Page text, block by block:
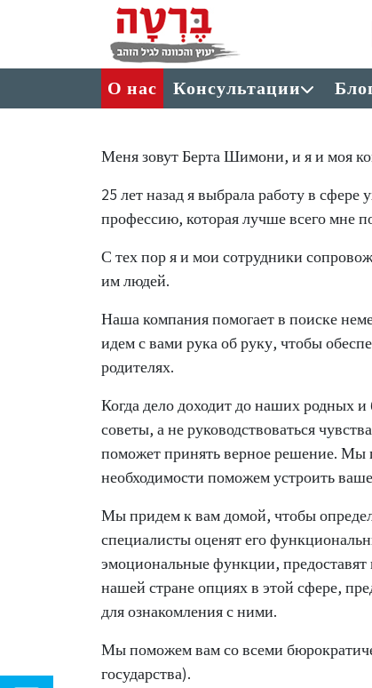
Перейти к основному содержанию
תפריט ראשי
О нас Консультации
Меня зовут Берта Шимони, и я и моя
25 лет назад я выбрала работу в
профессию, которая лучше всего мне
С тех пор я и мои сотрудники
им людей.
Наша компания помогает в поиске
идем с вами рука об руку, чтобы
родителях.
Когда дело доходит до наших родных
советы, а не руководствоваться
поможет принять верное решение. Мы
необходимости поможем устроить
Мы придем к вам домой, чтобы
специалисты оценят его
эмоциональные функции,
нашей стране опциях в этой сфере,
для ознакомления с ними.
Мы поможем вам со всеми
государства).